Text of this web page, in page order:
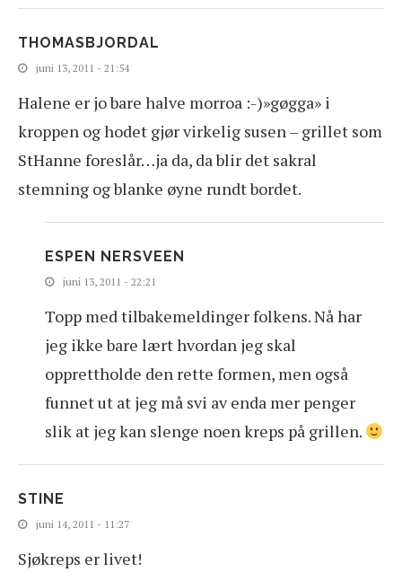
THOMASBJORDAL
juni 13, 2011 - 21:54
Halene er jo bare halve morroa :-)»gøgga» i
kroppen og hodet gjør virkelig susen – grillet som
StHanne foreslår…ja da, da blir det sakral
stemning og blanke øyne rundt bordet.
ESPEN NERSVEEN
juni 13, 2011 - 22:21
Topp med tilbakemeldinger folkens. Nå har
jeg ikke bare lært hvordan jeg skal
opprettholde den rette formen, men også
funnet ut at jeg må svi av enda mer penger
slik at jeg kan slenge noen kreps på grillen.
STINE
juni 14, 2011 - 11:27
Sjøkreps er livet!